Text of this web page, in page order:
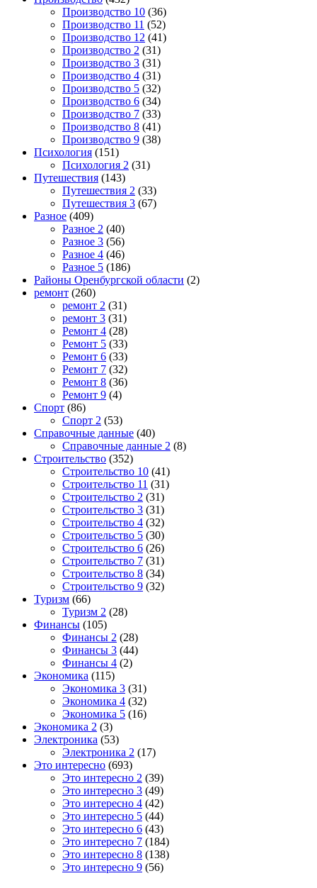
Производство 10 (36)
Производство 11 (52)
Производство 12 (41)
Производство 2 (31)
Производство 3 (31)
Производство 4 (31)
Производство 5 (32)
Производство 6 (34)
Производство 7 (33)
Производство 8 (41)
Производство 9 (38)
Психология (151)
Психология 2 (31)
Путешествия (143)
Путешествия 2 (33)
Путешествия 3 (67)
Разное (409)
Разное 2 (40)
Разное 3 (56)
Разное 4 (46)
Разное 5 (186)
Районы Оренбургской области (2)
ремонт (260)
ремонт 2 (31)
ремонт 3 (31)
Ремонт 4 (28)
Ремонт 5 (33)
Ремонт 6 (33)
Ремонт 7 (32)
Ремонт 8 (36)
Ремонт 9 (4)
Спорт (86)
Спорт 2 (53)
Справочные данные (40)
Справочные данные 2 (8)
Строительство (352)
Строительство 10 (41)
Строительство 11 (31)
Строительство 2 (31)
Строительство 3 (31)
Строительство 4 (32)
Строительство 5 (30)
Строительство 6 (26)
Строительство 7 (31)
Строительство 8 (34)
Строительство 9 (32)
Туризм (66)
Туризм 2 (28)
Финансы (105)
Финансы 2 (28)
Финансы 3 (44)
Финансы 4 (2)
Экономика (115)
Экономика 3 (31)
Экономика 4 (32)
Экономика 5 (16)
Экономика 2 (3)
Электроника (53)
Электроника 2 (17)
Это интересно (693)
Это интересно 2 (39)
Это интересно 3 (49)
Это интересно 4 (42)
Это интересно 5 (44)
Это интересно 6 (43)
Это интересно 7 (184)
Это интересно 8 (138)
Это интересно 9 (56)